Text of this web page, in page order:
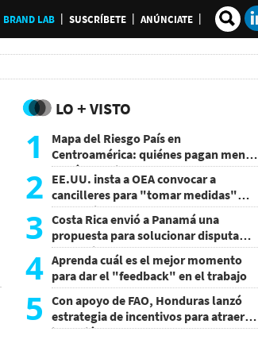
BRAND LAB SUSCRÍBETE ANÚNCIATE
LO + VISTO
1
Mapa del Riesgo País en
Centroamérica: quiénes pagan menos
y cuáles mejoraron
2 EE.UU. insta a OEA convocar a
cancilleres para "tomar medidas"
sobre Nicaragua
3 Costa Rica envió a Panamá una
propuesta para solucionar disputa
comercial
4 Aprenda cuál es el mejor momento
para dar el "feedback" en el trabajo
5
Con apoyo de FAO, Honduras lanzó
estrategia de incentivos para atraer
inversión al agro